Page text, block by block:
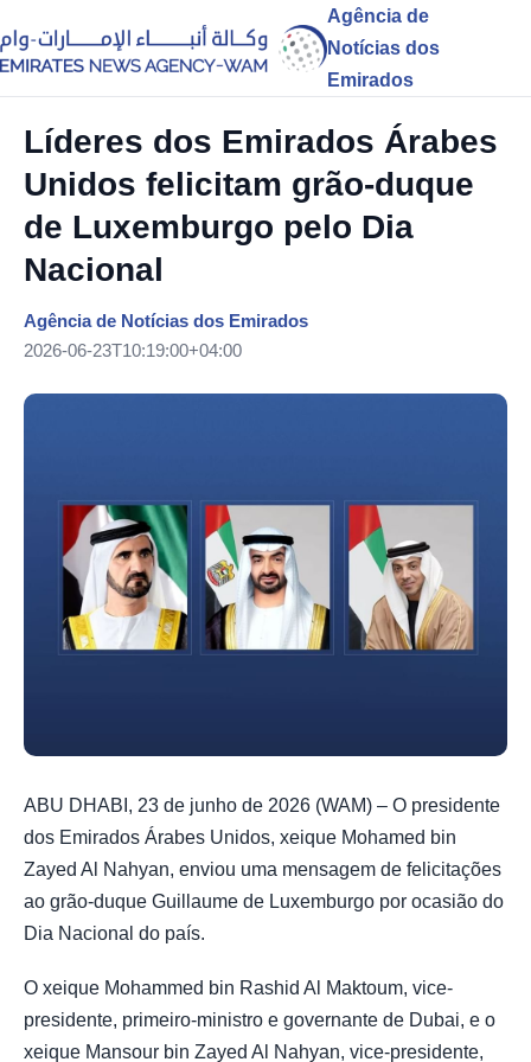
Agência de
Notícias dos
Emirados
Líderes dos Emirados Árabes
Unidos felicitam grão-duque
de Luxemburgo pelo Dia
Nacional
Agência de Notícias dos Emirados
2026-06-23T10:19:00+04:00
ABU DHABI, 23 de junho de 2026 (WAM) – O presidente
dos Emirados Árabes Unidos, xeique Mohamed bin
Zayed Al Nahyan, enviou uma mensagem de felicitações
ao grão-duque Guillaume de Luxemburgo por ocasião do
Dia Nacional do país.
O xeique Mohammed bin Rashid Al Maktoum, vice-
presidente, primeiro-ministro e governante de Dubai, e o
xeique Mansour bin Zayed Al Nahyan, vice-presidente,